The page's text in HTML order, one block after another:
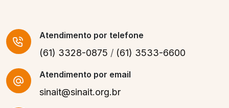
Atendimento por telefone
(61) 3328-0875 / (61) 3533-6600
Atendimento por email
sinait@sinait.org.br